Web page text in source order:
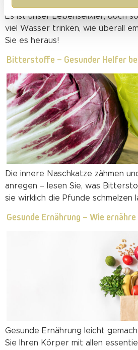
Es ist unser Lebenselixier, doch
viel Wasser trinken, wie überall
Sie es heraus!
Bitterstoffe – Gesunder Helfer
Die innere Naschkatze zähmen
anregen – lesen Sie, was
sie wirklich die Pfunde schmelzen
Gesunde Ernährung – Wie
Gesunde Ernährung leicht
Sie Ihren Körper mit allen